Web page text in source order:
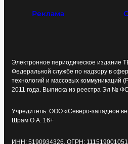
Реклама
Электронное периодическое издание
Федеральной службе по надзору в
технологий и массовых коммуникаций
2011 года. Выписка из реестра Эл №
Учредитель: ООО «Северо-западное
Шрам О.А. 16+
ИНН: 5190934326, ОГРН: